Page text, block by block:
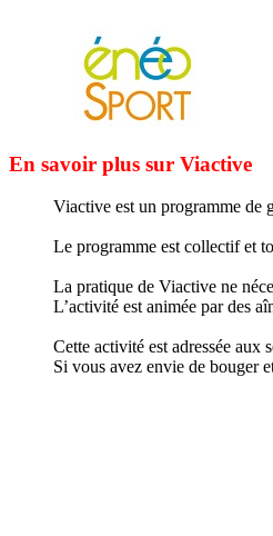
En savoir plus sur Viactive
Viactive est un programme de
Le programme est collectif et
La pratique de Viactive ne
L’activité est animée par des
Cette activité est adressée aux
Si vous avez envie de bouger